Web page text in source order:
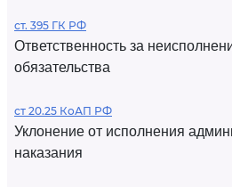
ст. 395 ГК РФ
Ответственность за
обязательства
ст 20.25 КоАП РФ
Уклонение от исполнения
наказания